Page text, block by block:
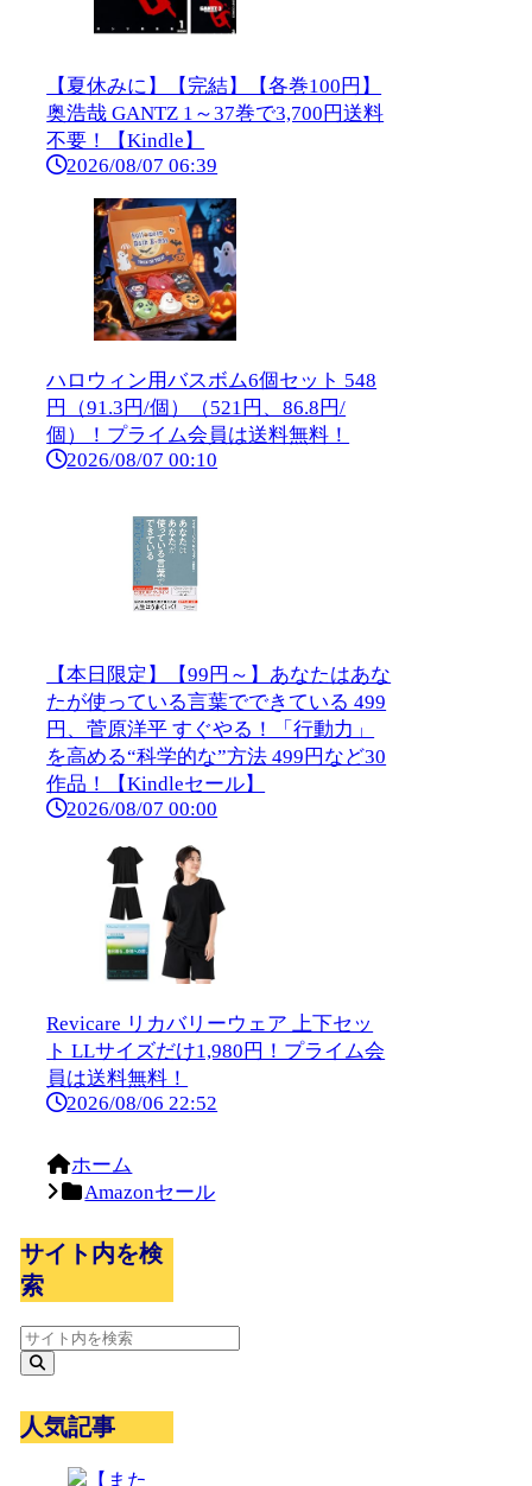
【夏休みに】【完結】【各巻100円】
奥浩哉 GANTZ 1～37巻で3,700円送料
不要！【Kindle】
2026/08/07 06:39
ハロウィン用バスボム6個セット 548
円（91.3円/個）（521円、86.8円/
個）！プライム会員は送料無料！
2026/08/07 00:10
【本日限定】【99円～】あなたはあな
たが使っている言葉でできている 499
円、菅原洋平 すぐやる！「行動力」
を高める“科学的な”方法 499円など30
作品！【Kindleセール】
2026/08/07 00:00
Revicare リカバリーウェア 上下セッ
ト LLサイズだけ1,980円！プライム会
員は送料無料！
2026/08/06 22:52
ホーム
Amazonセール
サイト内を検
索
人気記事